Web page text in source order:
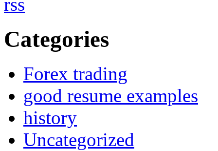
Categories
Forex trading
good resume examples
history
Uncategorized